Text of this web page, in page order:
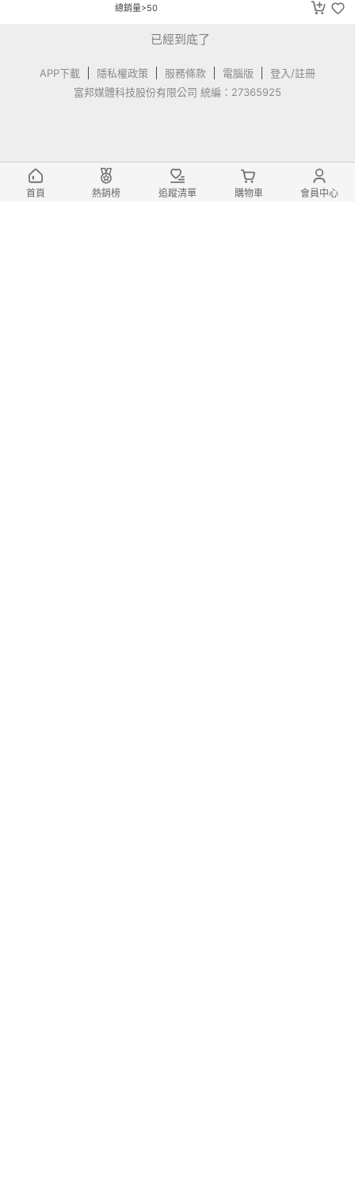
總銷量>50
已經到底了
APP下載 隱私權政策 服務條款 電腦版
登入/註冊
富邦媒體科技股份有限公司 統編：27365925
首頁 熱銷榜 追蹤清單 購物車 會員中心